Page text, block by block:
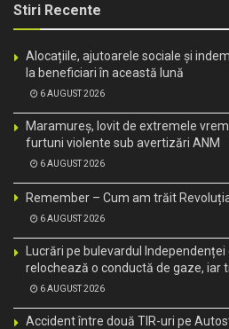
Stiri Recente
Alocațiile, ajutoarele sociale și
la beneficiari în această lună
6 AUGUST 2026
Maramureș, lovit de extremele
furtuni violente sub avertizări ANM
6 AUGUST 2026
Remember – Cum am trăit
6 AUGUST 2026
Lucrări pe bulevardul
relochează o conductă de gaze,
6 AUGUST 2026
Accident între două TIR-uri pe